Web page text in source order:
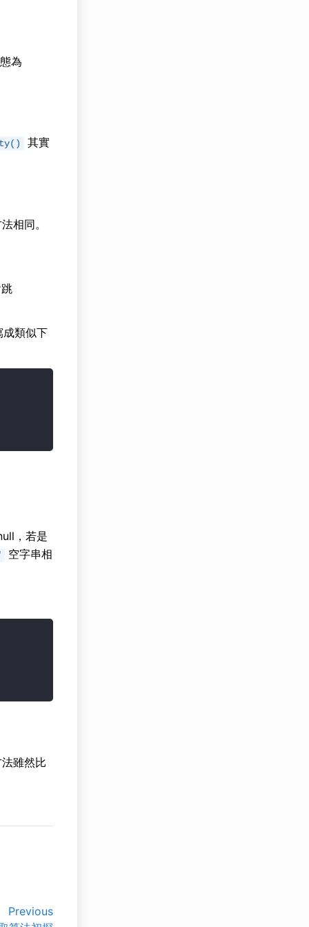
為
其實
相同。
成類似下
，若是
空字串相
雖然比
Previous